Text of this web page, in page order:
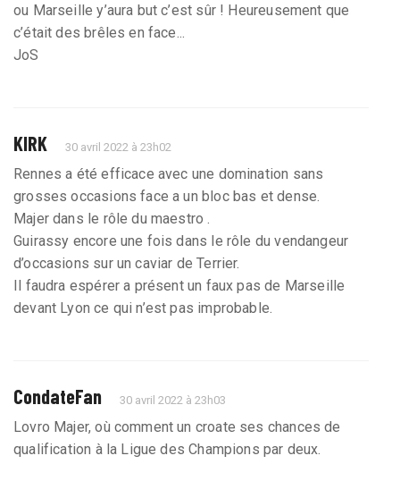
ou Marseille y’aura but c’est sûr ! Heureusement que
c’était des brêles en face...
JoS
KIRK 30 avril 2022 à 23h02
Rennes a été efficace avec une domination sans
grosses occasions face a un bloc bas et dense.
Majer dans le rôle du maestro .
Guirassy encore une fois dans le rôle du vendangeur
d’occasions sur un caviar de Terrier.
Il faudra espérer a présent un faux pas de Marseille
devant Lyon ce qui n’est pas improbable.
CondateFan 30 avril 2022 à 23h03
Lovro Majer, où comment un croate ses chances de
qualification à la Ligue des Champions par deux.